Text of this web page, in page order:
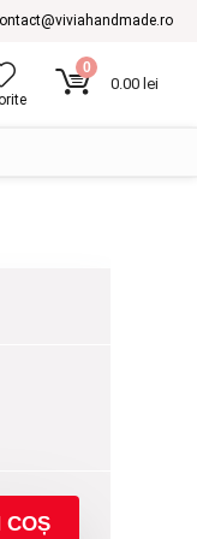
0
0.00 lei
COȘ